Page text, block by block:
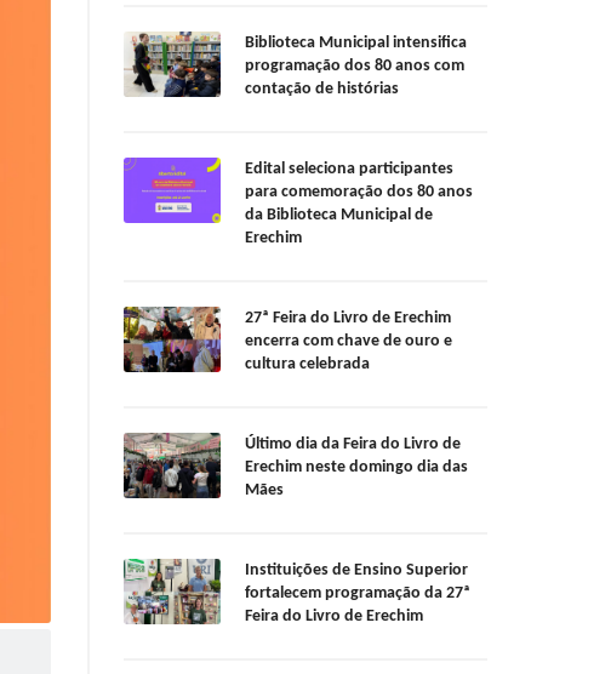
Biblioteca Municipal intensifica
programação dos 80 anos com
contação de histórias
Edital seleciona participantes
para comemoração dos 80 anos
da Biblioteca Municipal de
Erechim
27ª Feira do Livro de Erechim
encerra com chave de ouro e
cultura celebrada
Último dia da Feira do Livro de
Erechim neste domingo dia das
Mães
Instituições de Ensino Superior
fortalecem programação da 27ª
Feira do Livro de Erechim